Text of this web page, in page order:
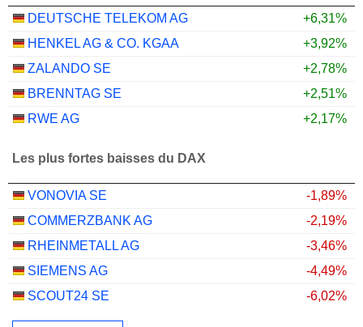
DEUTSCHE TELEKOM AG
+6,31%
HENKEL AG & CO. KGAA
+3,92%
ZALANDO SE
+2,78%
BRENNTAG SE
+2,51%
RWE AG
+2,17%
Les plus fortes baisses du DAX
VONOVIA SE
-1,89%
COMMERZBANK AG
-2,19%
RHEINMETALL AG
-3,46%
SIEMENS AG
-4,49%
SCOUT24 SE
-6,02%